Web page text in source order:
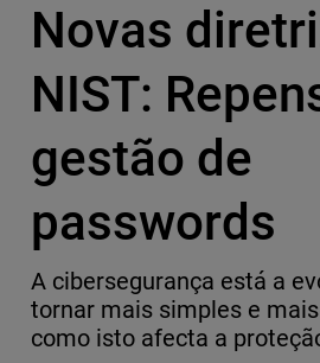
Novas
NIST:
gestão de
passwords
A cibersegurança está a
tornar mais simples e
como isto afecta a